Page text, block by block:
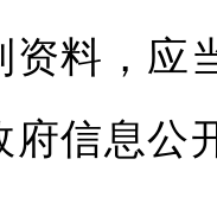
资料，应
府信息公